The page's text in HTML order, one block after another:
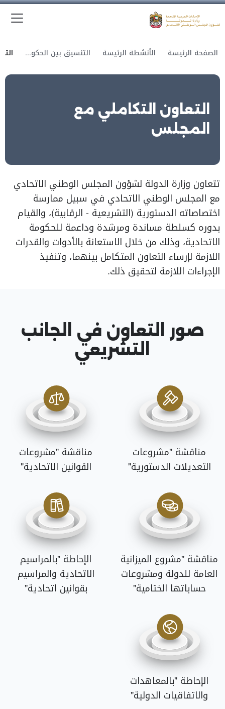
الصفحة الرئيسة الأنشطة الرئيسة التنسيق بين الحكومة والمجلس
التعاون التكاملي مع
المجلس
تتعاون وزارة الدولة لشؤون المجلس الوطني الاتحادي
مع المجلس الوطني الاتحادي في سبيل ممارسة
اختصاصاته الدستورية (التشريعية - الرقابية)، والقيام
بدوره كسلطة مساندة ومرشدة وداعمة للحكومة
الاتحادية، وذلك من خلال الاستعانة بالأدوات والقدرات
اللازمة لإرساء التعاون المتكامل بينهما، وتنفيذ
الإجراءات اللازمة لتحقيق ذلك.
صور التعاون في الجانب
التشريعي
مناقشة "مشروعات
التعديلات الدستورية"
مناقشة "مشروعات
القوانين الاتحادية"
مناقشة "مشروع الميزانية
العامة للدولة ومشروعات
حساباتها الختامية"
الإحاطة "بالمراسيم
الاتحادية والمراسيم
بقوانين اتحادية"
الإحاطة "بالمعاهدات
والاتفاقيات الدولية"